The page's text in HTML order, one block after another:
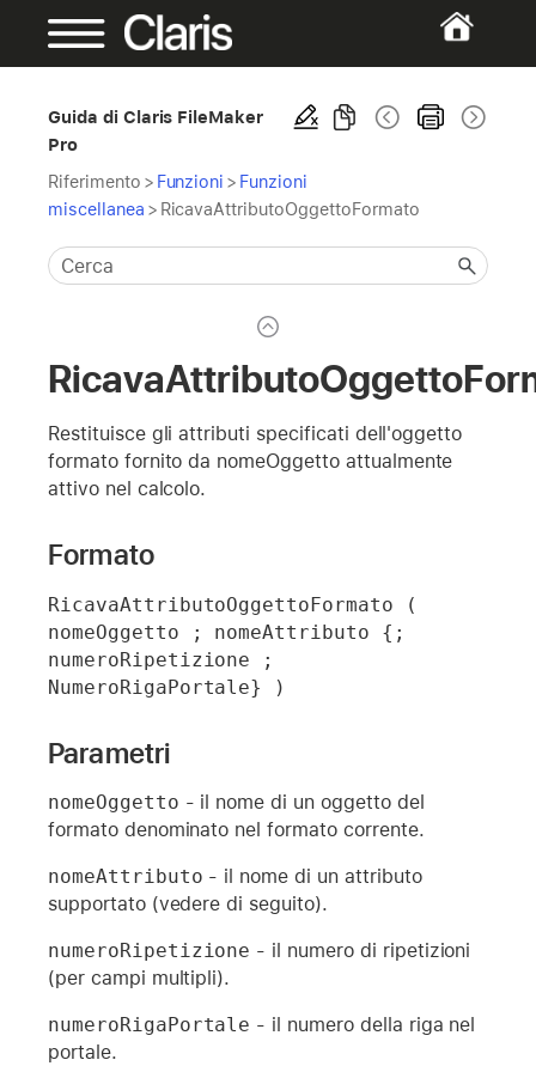
Guida di Claris FileMaker
Pro
Riferimento > Funzioni > Funzioni
miscellanea > RicavaAttributoOggettoFormato
Restituisce gli attributi specificati dell'oggetto
formato fornito da nomeOggetto attualmente
attivo nel calcolo.
Formato
RicavaAttributoOggettoFormato (
nomeOggetto ; nomeAttributo {;
numeroRipetizione ;
NumeroRigaPortale} )
Parametri
nomeOggetto - il nome di un oggetto del
formato denominato nel formato corrente.
nomeAttributo - il nome di un attributo
supportato (vedere di seguito).
numeroRipetizione - il numero di ripetizioni
(per campi multipli).
numeroRigaPortale - il numero della riga nel
portale.